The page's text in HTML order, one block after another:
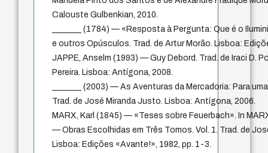
Calouste Gulbenkian, 2010.
_______ (1784) — «Resposta à Pergunta: Que é o
e outros Opúsculos. Trad. de Artur Morão. Lisboa:
JAPPE, Anselm (1993) — Guy Debord. Trad. de Iraci D.
Pereira. Lisboa: Antígona, 2008.
_______ (2003) — As Aventuras da Mercadoria: Para
Trad. de José Miranda Justo. Lisboa: Antígona, 2006.
MARX, Karl (1845) — «Teses sobre Feuerbach». In
— Obras Escolhidas em Três Tomos. Vol. 1. Trad. de
Lisboa: Edições «Avante!», 1982, pp. 1-3.